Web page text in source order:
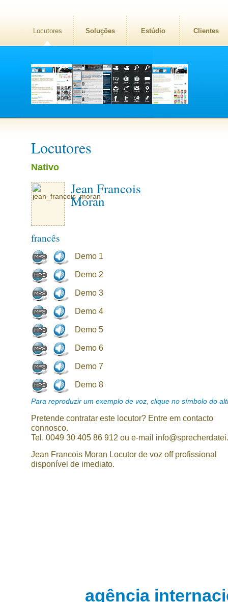
Locutores Soluções Estúdio Clientes
Locutores
Nativo
Jean Francois
Moran
francês
Demo 1
Demo 2
Demo 3
Demo 4
Demo 5
Demo 6
Demo 7
Demo 8
Para reproduzir um exemplo de voz, clique no símbolo do
Pretende contratar este locutor? Entre em contacto
connosco.
Tel. 0049 30 405 86 912 ou e-mail
Jean Francois Moran Locutor de voz off profissional
disponível de imediato.
agência